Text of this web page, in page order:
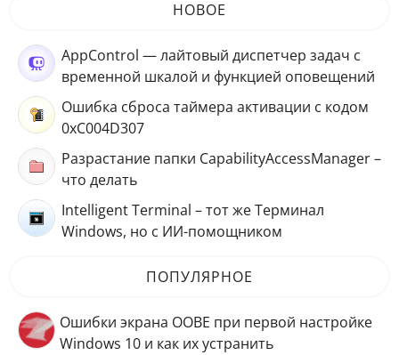
НОВОЕ
AppControl — лайтовый диспетчер задач с
временной шкалой и функцией оповещений
Ошибка сброса таймера активации с кодом
0xC004D307
Разрастание папки CapabilityAccessManager –
что делать
Intelligent Terminal – тот же Терминал
Windows, но с ИИ-помощником
ПОПУЛЯРНОЕ
Ошибки экрана OOBE при первой настройке
Windows 10 и как их устранить